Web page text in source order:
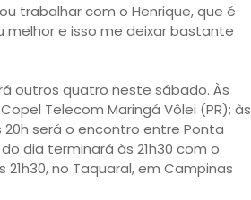
trabalhar com o Henrique, que é
melhor e isso me deixar bastante
outros quatro neste sábado. Às
Telecom Maringá Vôlei (PR); às
20h será o encontro entre Ponta
dia terminará às 21h30 com o
no Taquaral, em Campinas